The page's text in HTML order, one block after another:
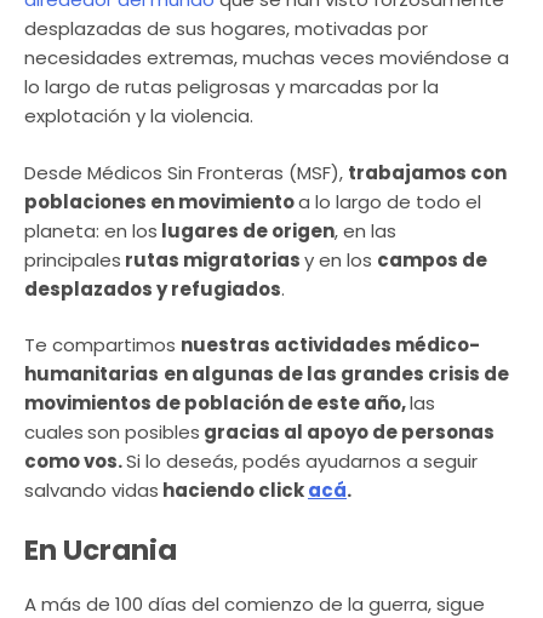
desplazadas de sus hogares, motivadas por
necesidades extremas, muchas veces moviéndose a
lo largo de rutas peligrosas y marcadas por la
explotación y la violencia.⁠
Desde Médicos Sin Fronteras (MSF), trabajamos con
poblaciones en movimientoa lo largo de todo el
planeta: en los lugares de origen, en las
principales rutas migratoriasy en los campos de
desplazados y refugiados.
Te compartimos nuestras actividades médico-
humanitarias en algunas de las grandes crisis de
movimientos de población de este año,las
cualesson posibles gracias al apoyo de personas
como vos.Si lo deseás, podés ayudarnos a seguir
salvando vidas haciendo clickacá.
En Ucrania
A más de 100 días del comienzo de la guerra, sigue